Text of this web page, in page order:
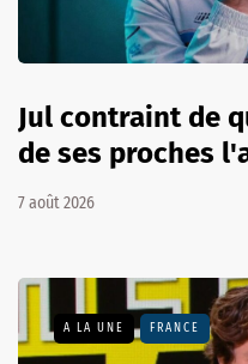
Jul contraint de
de ses proches
7 août 2026
A LA UNE FRANCE